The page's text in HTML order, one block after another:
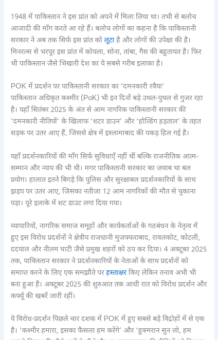
1948 में पाकिस्तान ने इस प्रांत को अपने में मिला लिया था। तभी से बलोच
आजादी की माँग करते आ रहे हैं। बलोच लोगों का कहना है कि पाकिस्तानी
सरकार ने अब तक सिर्फ इस प्रांत कोलूटाहै और लोगों की उपेक्षा की है।
मिनरल्स से भरपूर इस प्रांत में कोयला, सोना, तांबा, गैस की बहुतायत है। फिर
भी पाकिस्तान जैसे भिखारी देश का ये सबसे गरीब इलाका है।
POK में प्रदर्शन पर पाकिस्तानी सरकार का ‘दमनकारी रवैया’
पाकिस्तान अधिकृत कश्मीर (PoK) भी इन दिनों बड़े उथल-पुथल से गुजर रहा
है। यहाँ सितंबर 2025 के अंत से आम नागरिक पाकिस्तानी सरकार की
‘दमनकारी नीतियों’ के खिलाफ ‘शटर डाउन’ और ‘होल्डिंग हड़ताल’ के तहत
सड़क पर उतर आए हैं, जिससे क्षेत्र में इस्लामाबाद की पकड़ हिल गई है।
यहाँ प्रदर्शनकारियों की माँग सिर्फ सुविधाएँ नहीं थीं बल्कि राजनीतिक आत्म-
सम्मान और न्याय की भी थी। मगर पाकिस्तानी सरकार का जवाब था बल
प्रयोग। हालात इतने बिगड़े कि पुलिस और सुरक्षाबल प्रदर्शनकारियों के साथ
झड़प पर उतर आए, जिसका नतीजा 12 आम नागरिकों की मौत से चुकाना
पड़ा। पूरे इलाके में शट डाउट लगा दिया गया।
व्यापारियों, नागरिक समाज समूहों और कार्यकर्ताओं के गठबंधन के नेतृत्व में
हुए इस विरोध प्रदर्शनों ने क्षेत्रीय राजधानी मुजफ्फराबाद, रावलकोट, कोटली,
ददयाल और नीलम घाटी जैसे प्रमुख शहरों को ठप कर दिया। 4 अक्टूबर 2025
तक, पाकिस्तान सरकार ने प्रदर्शनकारियों के नेताओं के साथ प्रदर्शनों को
समाप्त करने के लिए एक समझौते परहस्ताक्षरकिए लेकिन तनाव अभी भी
बना हुआ है। अक्टूबर 2025 की शुरुआत तक आधी रात को विरोध प्रदर्शन और
कर्फ्यू की खबरें जारी रहीं।
ये विरोध-प्रदर्शन पिछले चार दशक में POK में हुए सबसे बड़े विद्रोहों में से एक
है। ‘कश्मीर हमारा, इसका फैसला हम करेंगे’ और ‘हुक्मरान सुन लो, हम